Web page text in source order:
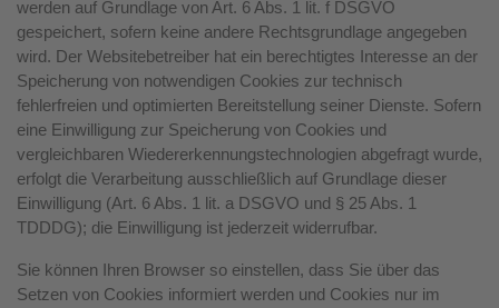
werden auf Grundlage von Art. 6 Abs. 1 lit. f DSGVO
gespeichert, sofern keine andere Rechtsgrundlage angegeben
wird. Der Websitebetreiber hat ein berechtigtes Interesse an der
Speicherung von notwendigen Cookies zur technisch
fehlerfreien und optimierten Bereitstellung seiner Dienste. Sofern
eine Einwilligung zur Speicherung von Cookies und
vergleichbaren Wiedererkennungstechnologien abgefragt wurde,
erfolgt die Verarbeitung ausschließlich auf Grundlage dieser
Einwilligung (Art. 6 Abs. 1 lit. a DSGVO und § 25 Abs. 1
TDDDG); die Einwilligung ist jederzeit widerrufbar.
Sie können Ihren Browser so einstellen, dass Sie über das
Setzen von Cookies informiert werden und Cookies nur im